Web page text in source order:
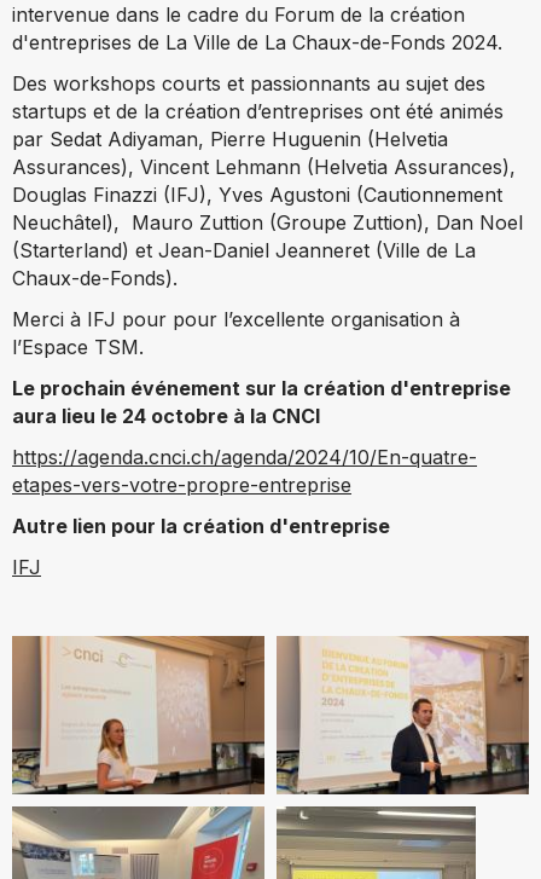
intervenue dans le cadre du Forum de la création
d'entreprises de La Ville de La Chaux-de-Fonds 2024.
Des workshops courts et passionnants au sujet des
startups et de la création d’entreprises ont été animés
par Sedat Adiyaman, Pierre Huguenin (Helvetia
Assurances), Vincent Lehmann (Helvetia Assurances),
Douglas Finazzi (IFJ), Yves Agustoni (Cautionnement
Neuchâtel), Mauro Zuttion (Groupe Zuttion), Dan Noel
(Starterland) et Jean-Daniel Jeanneret (Ville de La
Chaux-de-Fonds).
Merci à IFJ pour pour l’excellente organisation à
l’Espace TSM.
Le prochain événement sur la création d'entreprise
aura lieu le 24 octobre à la CNCI
https://agenda.cnci.ch/agenda/2024/10/En-quatre-
etapes-vers-votre-propre-entreprise
Autre lien pour la création d'entreprise
IFJ